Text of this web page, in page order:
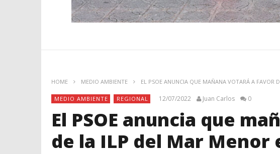
HOME MEDIO AMBIENTE EL PSOE ANUNCIA QUE MAÑANA VOTARÁ A FAVOR
MEDIO AMBIENTE REGIONAL 12/07/2022 Juan Carlos 0
El PSOE anuncia que
de la ILP del Mar Menor